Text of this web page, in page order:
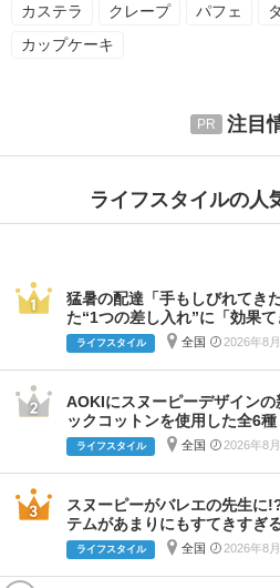
カステラ
クレープ パフェ
カップケーキ
注目
ライフスタイルの人
猛暑の配達「手もしびれてき
た“1つの差し入れ”に「効果て
ライフスタイル 全国 2026年8
AOKIにスヌーピーデザイン
ックコットンを使用した全6種
ライフスタイル 全国 2026年8
スヌーピーがバレエの先生に
テムがあまりにもすてきすぎ
ライフスタイル 全国 2026年8